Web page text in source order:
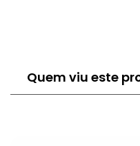
Quem viu este